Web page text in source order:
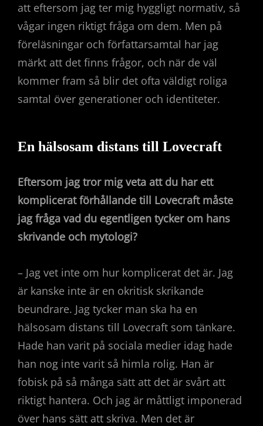
att eftersom jag ter mig hyggligt normativ, så
vågar ingen riktigt fråga om dem. Men på
föreläsningar och författarsamtal har jag
märkt att det finns frågor, och när de väl
kommer fram så blir det ofta väldigt roliga
samtal över generationer och identiteter.
En hälsosam distans till Lovecraft
Eftersom jag tror mig veta att du har ett
komplicerat förhållande till Lovecraft måste
jag fråga vad du egentligen tycker om hans
skrivande och mytologi?
– Jag vet inte om hur komplicerat det är. Jag
är kanske inte är en okritisk skrikande
beundrare. Jag tycker man ska ha en
hälsosam distans till Lovecraft som tänkare.
Hade han varit på sociala medier idag hade
han nog inte varit så himla rolig. Han är
fobisk på så många sätt att det är svårt att
riktigt hantera. Och jag är måttligt imponerad
över hans sätt att skriva. Men det är